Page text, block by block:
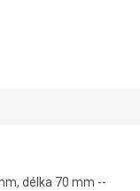
délka 70 mm --